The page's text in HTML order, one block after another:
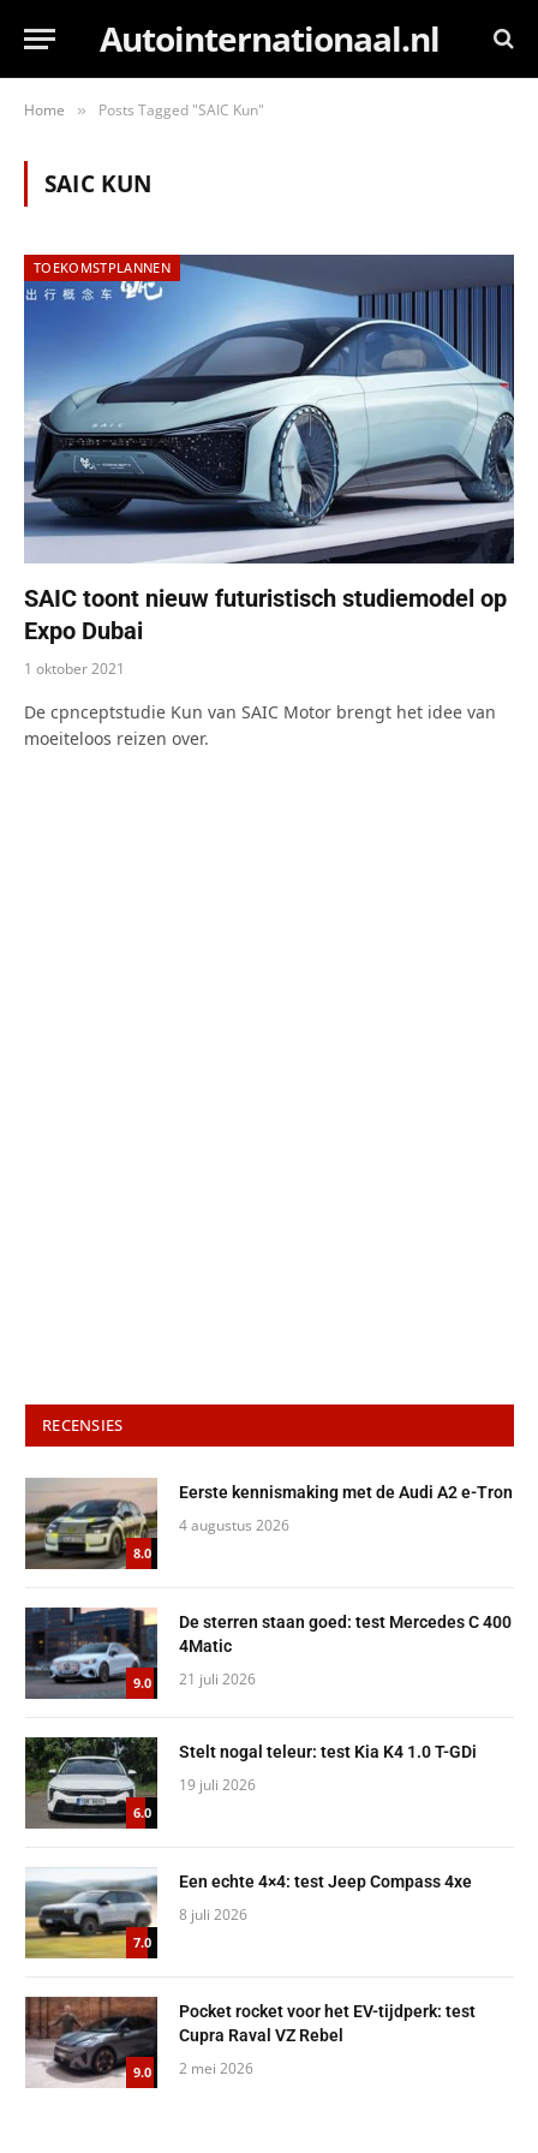
Autointernationaal.nl
Home » Posts Tagged "SAIC Kun"
SAIC KUN
TOEKOMSTPLANNEN
SAIC toont nieuw futuristisch studiemodel op
Expo Dubai
1 oktober 2021
De cpnceptstudie Kun van SAIC Motor brengt het idee van
moeiteloos reizen over.
RECENSIES
8.0
Eerste kennismaking met de Audi A2 e-Tron
4 augustus 2026
9.0
De sterren staan goed: test Mercedes C 400
4Matic
21 juli 2026
6.0
Stelt nogal teleur: test Kia K4 1.0 T-GDi
19 juli 2026
7.0
Een echte 4×4: test Jeep Compass 4xe
8 juli 2026
9.0
Pocket rocket voor het EV-tijdperk: test
Cupra Raval VZ Rebel
2 mei 2026